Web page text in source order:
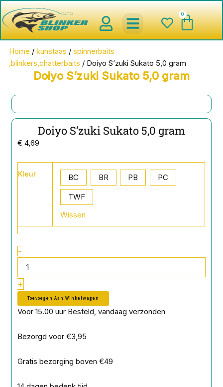
Ga
naar
de
inhoud
0
Home /kunstaas /spinnerbaits
,blinkers,chatterbaits / Doiyo S’zuki Sukato 5,0 gram
Doiyo S’zuki Sukato 5,0 gram
Doiyo S’zuki Sukato 5,0 gram
€ 4,69
Kleur BC BR PB PC
TWF
Wissen
-
S'zuki
+
Toevoegen Aan Winkelwagen
Voor 15.00 uur Besteld, vandaag verzonden
Bezorgd voor €3,95
Gratis bezorging boven €49